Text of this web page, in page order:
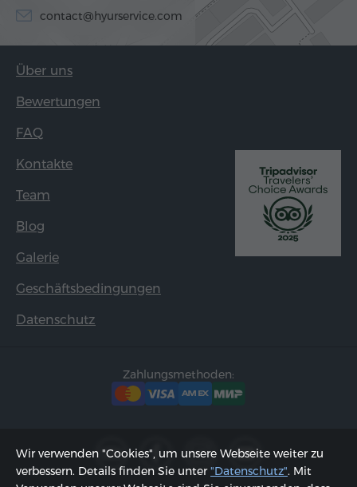
contact@hyurservice.com
Über uns
Bewertungen
FAQ
Kontakte
Team
Blog
Galerie
Geschäftsbedingungen
Datenschutz
Zahlungsmethoden:
Wir verwenden "Cookies", um unsere Webseite weiter zu
verbessern. Details finden Sie unter"Datenschutz". Mit